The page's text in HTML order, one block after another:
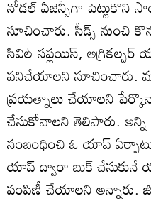
నోడల్ ఏజెన్సీగా పెట్టుకొని
సూచించారు. సీడ్స్ నుంచి
సివిల్ సప్లయిస్,
పనిచేయాలని సూచించారు.
ప్రయత్నాలు చేయాలని
చేసుకోవాలని తెలిపారు.
సంబంధించి ఓ యాప్
యాప్ ద్వారా బుక్
పంపిణీ చేయాలని అన్నారు.